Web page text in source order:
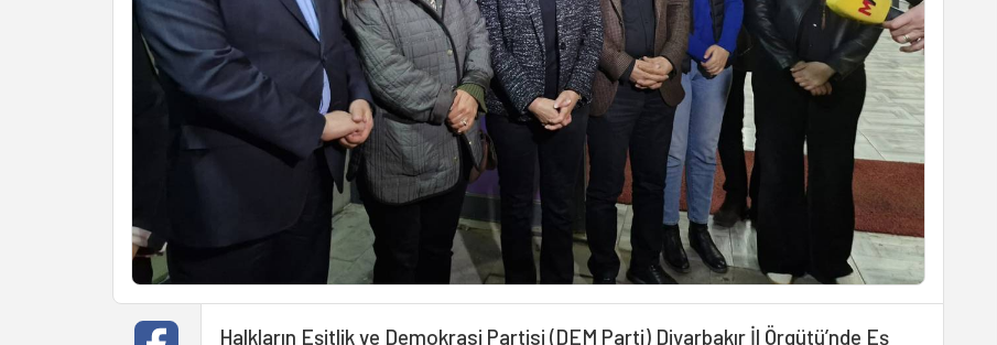
Halkların Eşitlik ve Demokrasi Partisi (DEM Parti) Diyarbakır İl Örgütü’nde Eş